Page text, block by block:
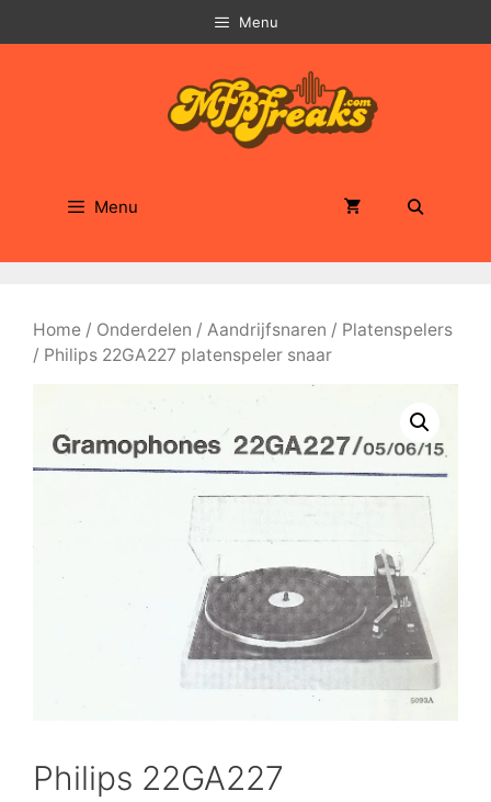
naar
Menu
Menu
Home / Onderdelen / Aandrijfsnaren / Platenspelers
/ Philips 22GA227 platenspeler snaar
Philips 22GA227